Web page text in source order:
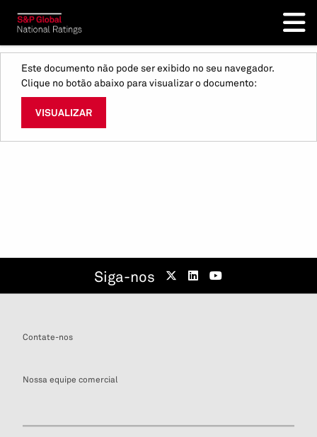
Este documento não pode ser exibido no seu navegador.
Clique no botão abaixo para visualizar o documento:
VISUALIZAR
Siga-nos
Contate-nos
Nossa equipe comercial